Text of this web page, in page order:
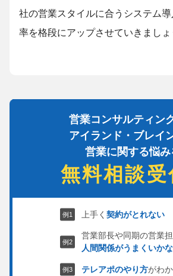
社の営業スタイルに合うシステム
率を格段にアップさせていきましょ
営業コンサルティン
アイランド・ブレイ
営業に関する悩み
無料相談受
上手く契約がとれない
営業部長や同期の営業
人間関係がうまくいか
テレアポのやり方がわ